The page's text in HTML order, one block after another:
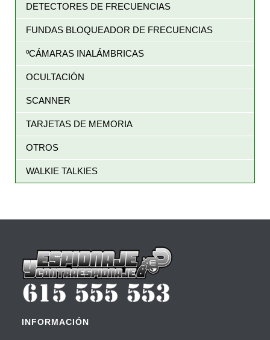
DETECTORES DE FRECUENCIAS
FUNDAS BLOQUEADOR DE FRECUENCIAS
ºCÁMARAS INALÁMBRICAS
OCULTACIÓN
SCANNER
TARJETAS DE MEMORIA
OTROS
WALKIE TALKIES
INFORMACIÓN